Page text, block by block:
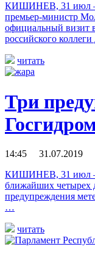
КИШИНЕВ, 31 июл —
премьер-министр
официальный визит
российского
читать
Три
14:45 31.07.2019
КИШИНЕВ, 31 июл —
ближайших четырех
предупреждения
…
читать